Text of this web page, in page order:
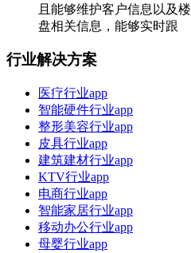
且能够维护客户信息以及楼
盘相关信息，能够实时跟
行业解决方案
医疗行业app
智能硬件行业app
整形美容行业app
皮具行业app
建筑建材行业app
KTV行业app
电商行业app
智能家居行业app
移动办公行业app
母婴行业app